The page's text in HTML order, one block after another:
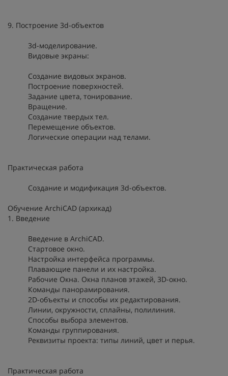
9. Построение 3d-объектов
3d-моделирование.
Видовые экраны:
Создание видовых экранов.
Построение поверхностей.
Задание цвета, тонирование.
Вращение.
Создание твердых тел.
Перемещение объектов.
Логические операции над телами.
Практическая работа
Создание и модификация 3d-объектов.
Обучение ArchiCAD (архикад)
1. Введение
Введение в ArchiCAD.
Стартовое окно.
Настройка интерфейса программы.
Плавающие панели и их настройка.
Рабочие Окна. Окна планов этажей, 3D-окно.
Команды панорамирования.
2D-объекты и способы их редактирования.
Линии, окружности, сплайны, полилиния.
Способы выбора элементов.
Команды группирования.
Реквизиты проекта: типы линий, цвет и перья.
Практическая работа